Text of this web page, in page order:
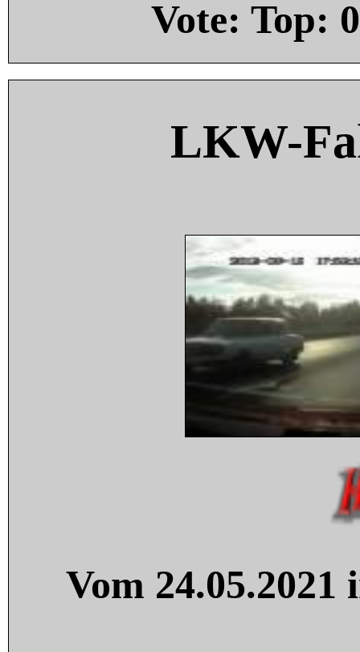
Vote: Top: 0
LKW-
Vom